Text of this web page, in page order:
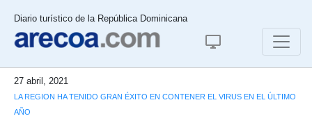
Diario turístico de la República Dominicana
27 abril, 2021
LA REGION HA TENIDO GRAN ÉXITO EN CONTENER EL VIRUS EN EL ÚLTIMO
AÑO